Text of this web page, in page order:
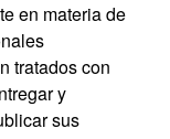
en materia de
tratados con
y
sus